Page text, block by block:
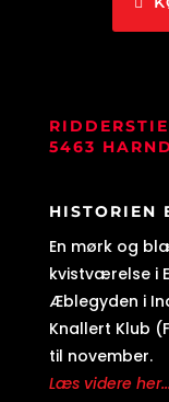
5463
HISTORIEN
En mørk og
kvistværelse i
Æblegyden i
Knallert Klub
til november.
Læs videre her...